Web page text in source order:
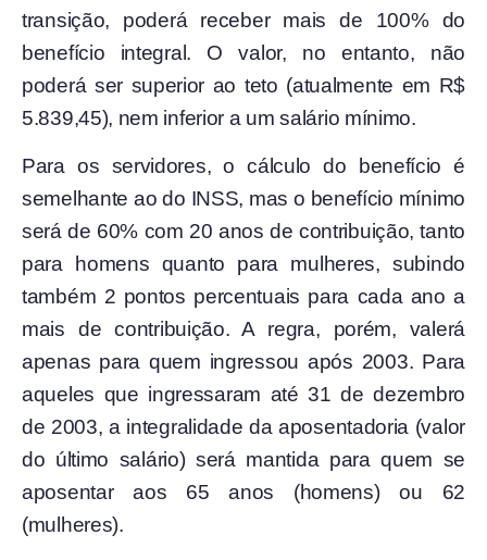
transição, poderá receber mais de 100% do
benefício integral. O valor, no entanto, não
poderá ser superior ao teto (atualmente em R$
5.839,45), nem inferior a um salário mínimo.
Para os servidores, o cálculo do benefício é
semelhante ao do INSS, mas o benefício mínimo
será de 60% com 20 anos de contribuição, tanto
para homens quanto para mulheres, subindo
também 2 pontos percentuais para cada ano a
mais de contribuição. A regra, porém, valerá
apenas para quem ingressou após 2003. Para
aqueles que ingressaram até 31 de dezembro
de 2003, a integralidade da aposentadoria (valor
do último salário) será mantida para quem se
aposentar aos 65 anos (homens) ou 62
(mulheres).